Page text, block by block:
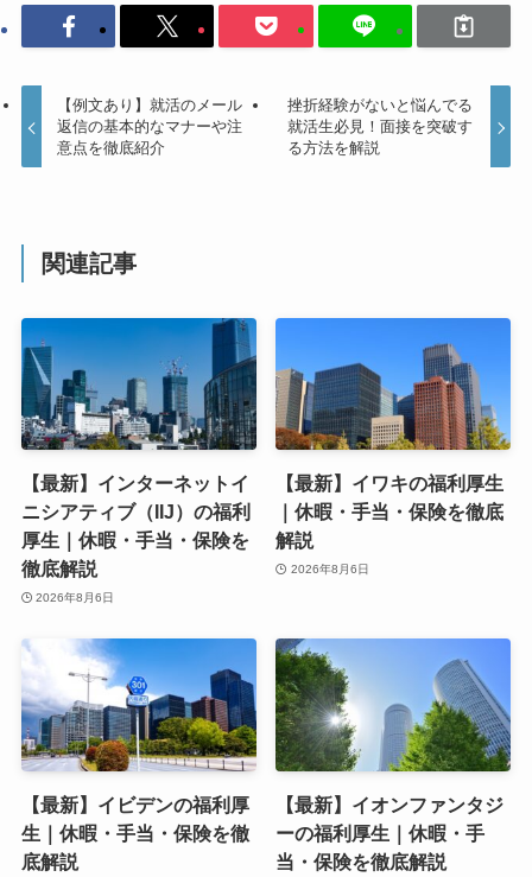
【例文あり】就活のメール
返信の基本的なマナーや注
意点を徹底紹介
挫折経験がないと悩んでる
就活生必見！面接を突破す
る方法を解説
関連記事
【最新】インターネットイ
ニシアティブ（IIJ）の福利
厚生｜休暇・手当・保険を
徹底解説
2026年8月6日
【最新】イワキの福利厚生
｜休暇・手当・保険を徹底
解説
2026年8月6日
【最新】イビデンの福利厚
生｜休暇・手当・保険を徹
底解説
【最新】イオンファンタジ
ーの福利厚生｜休暇・手
当・保険を徹底解説